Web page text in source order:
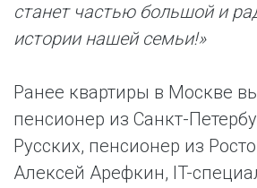
станет частью большой и
истории нашей семьи!»
Ранее квартиры в Москве
пенсионер из Санкт-
Русских, пенсионер из
Алексей Арефкин, IT-